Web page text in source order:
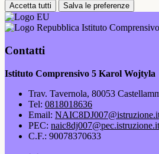
Accetta tutti Salva le preferenze
Istituto
Contatti
Istituto Comprensivo 5 Karol Wojtyla
Trav. Tavernola, 80053
Tel: 0818018636
Email:
PEC: naic8dj007@pec.istruzione.it
C.F.: 90078370633